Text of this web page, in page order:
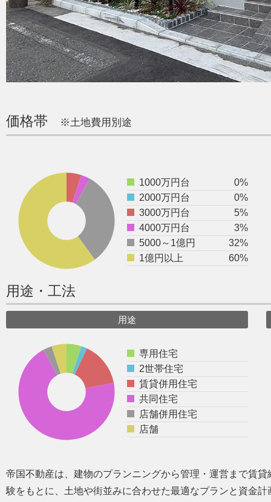
価格帯 ※土地費用別途
1000万円台
0%
2000万円台
0%
3000万円台
5%
4000万円台
3%
5000～1億円
32%
1億円以上
60%
用途・工法
用途
専用住宅
2世帯住宅
賃貸併用住宅
共同住宅
店舗併用住宅
店舗
帝国不動産は、建物のプランニングから管理・運営まで賃
験をもとに、土地や街並みに合わせた最適なプランと資金